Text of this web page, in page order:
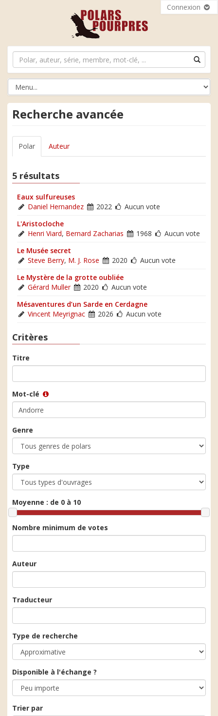
Connexion
Recherche avancée
Polar Auteur
5 résultats
Eaux sulfureuses
Daniel Hernandez
2022
Aucun vote
L'Aristocloche
Henri Viard, Bernard Zacharias 1968
Aucun vote
Le Musée secret
Steve Berry, M. J. Rose 2020
Aucun vote
Le Mystère de la grotte oubliée
Gérard Muller
2020
Aucun vote
Mésaventures d’un Sarde en Cerdagne
Vincent Meyrignac
2026 Aucun vote
Critères
Titre
Mot-clé
Genre
Type
Moyenne : de 0 à 10
Nombre minimum de votes
Auteur
Traducteur
Type de recherche
Disponible à l'échange ?
Trier par